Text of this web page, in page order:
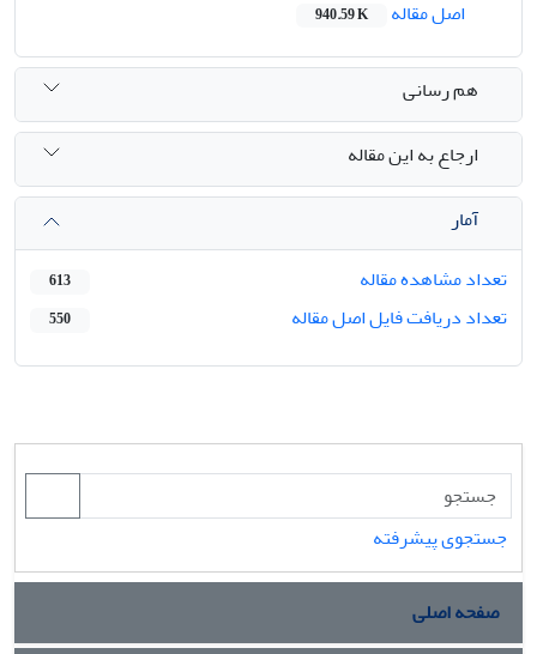
اصل مقاله
940.59 K
هم رسانی
ارجاع به این مقاله
آمار
تعداد مشاهده مقاله
613
تعداد دریافت فایل اصل مقاله 550
جستجوی پیشرفته
صفحه اصلی